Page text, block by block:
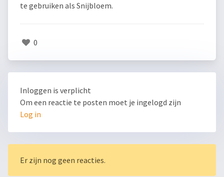
te gebruiken als Snijbloem.
0
Inloggen is verplicht
Om een reactie te posten moet je ingelogd zijn
Log in
Er zijn nog geen reacties.